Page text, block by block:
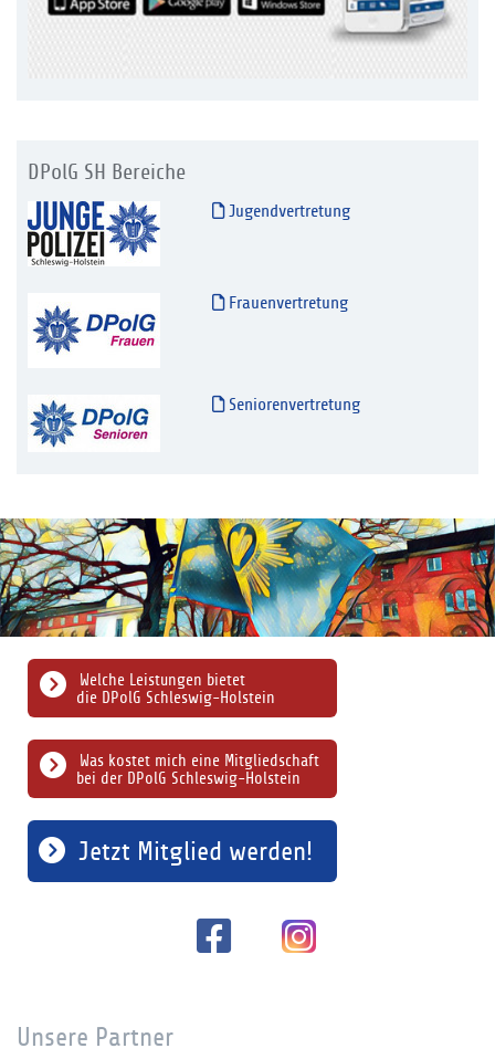
DPolG SH Bereiche
Jugendvertretung
Frauenvertretung
Seniorenvertretung
Was kostet mich eine Mitgliedschaft
bei der DPolG Schleswig-Holstein
Welche Leistungen bietet
die DPolG Schleswig-Holstein
Jetzt Mitglied werden!
Unsere Partner